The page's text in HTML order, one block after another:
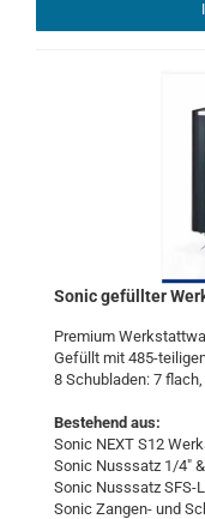
Sonic ge­füll­ter
Pre­mi­um
Ge­füllt mit 485-​
8 Schub­la­den: 7
Be­stehend aus:
Sonic NEXT S12
Sonic Nuss­satz 1/4"
Sonic Nuss­satz SFS-L
Sonic Zangen-​ und